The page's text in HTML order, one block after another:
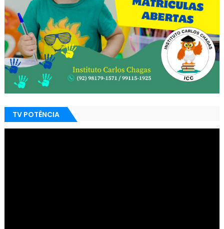
TV POTÊNCIA